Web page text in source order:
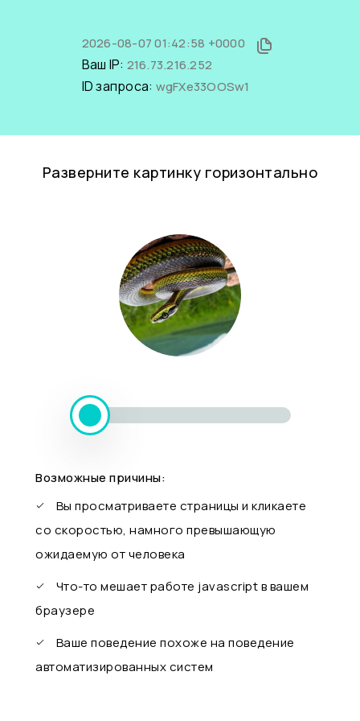
2026-08-07 01:42:58 +0000
Ваш IP: 216.73.216.252
ID запроса: wgFXe33OOSw1
Разверните картинку горизонтально
Возможные причины:
Вы просматриваете страницы и кликаете
со скоростью, намного превышающую
ожидаемую от человека
Что-то мешает работе javascript в вашем
браузере
Ваше поведение похоже на поведение
автоматизированных систем